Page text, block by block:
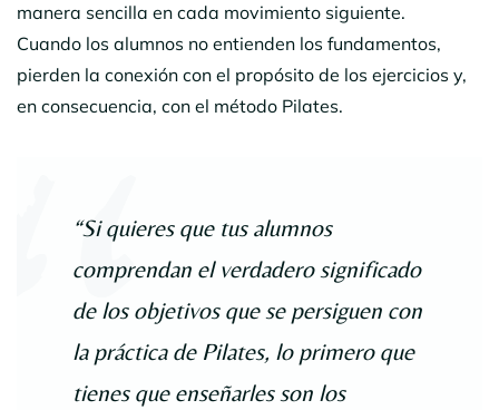
manera sencilla en cada movimiento siguiente.
Cuando los alumnos no entienden los fundamentos,
pierden la conexión con el propósito de los ejercicios y,
en consecuencia, con el método Pilates.
“Si quieres que tus alumnos
comprendan el verdadero significado
de los objetivos que se persiguen con
la práctica de Pilates, lo primero que
tienes que enseñarles son los